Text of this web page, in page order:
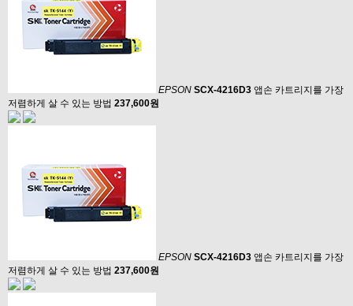
EPSON SCX-4216D3 앱손 카트리지를 가장
저렴하게 살 수 있는 방법 237,600원
EPSON SCX-4216D3 앱손 카트리지를 가장
저렴하게 살 수 있는 방법 237,600원